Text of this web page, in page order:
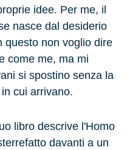
idee. Per me, il
nasce dal desiderio
questo non voglio dire
come me, ma mi
si spostino senza la
cui arrivano.
libro descrive l'Homo
davanti a un